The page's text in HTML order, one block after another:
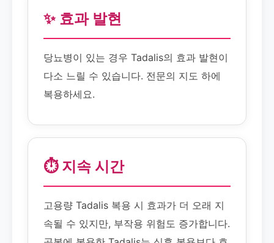
✨ 효과 발현
당뇨병이 있는 경우 Tadalis의 효과 발현이
다소 느릴 수 있습니다. 전문의 지도 하에
복용하세요.
⏱️ 지속 시간
고용량 Tadalis 복용 시 효과가 더 오래 지
속될 수 있지만, 부작용 위험도 증가합니다.